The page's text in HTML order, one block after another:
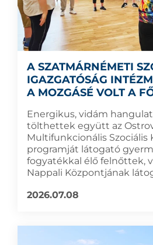
A SZATMÁRNÉMETI
IGAZGATÓSÁG
A MOZGÁSÉ VOLT A
Energikus, vidám
tölthettek együtt az
Multifunkcionális Szociális
programját látogató
fogyatékkal élő felnőttek,
Nappali Központjának
2026.07.08